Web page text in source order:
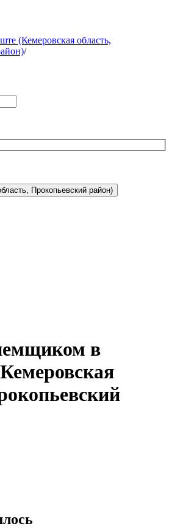
(Кемеровская область,
/
Прокопьевский район)
в